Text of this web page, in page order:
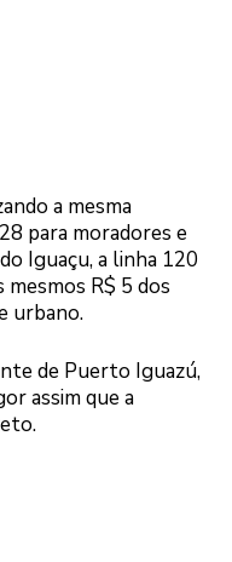
a mesma
para moradores e
Iguaçu, a linha 120
R$ 5 dos
urbano.
de Puerto Iguazú,
assim que a